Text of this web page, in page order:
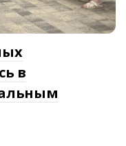
в